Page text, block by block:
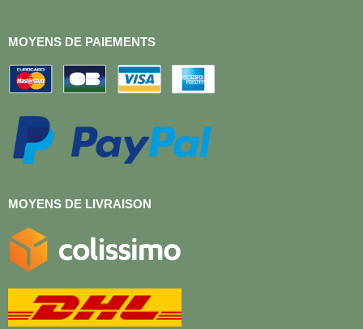
MOYENS DE PAIEMENTS
MOYENS DE LIVRAISON